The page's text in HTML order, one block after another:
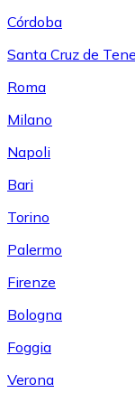
Córdoba
Santa Cruz de
Roma
Milano
Napoli
Bari
Torino
Palermo
Firenze
Bologna
Foggia
Verona